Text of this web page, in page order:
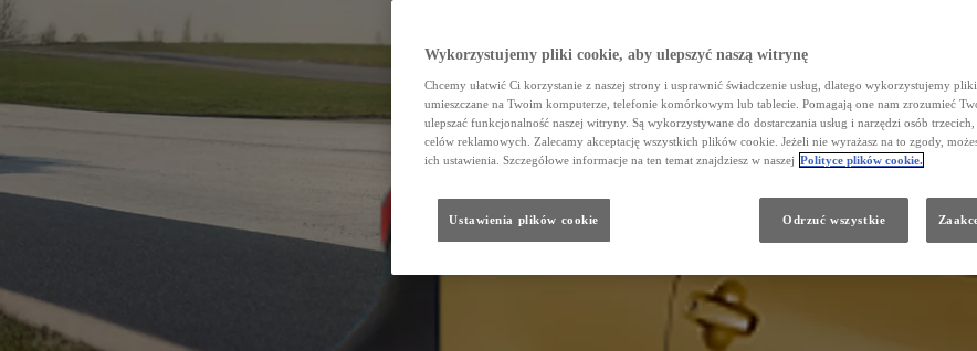
Wykorzystujemy pliki cookie, aby ulepszyć naszą witrynę
Chcemy ułatwić Ci korzystanie z naszej strony i usprawnić świadczenie usług, dlatego wykorzystujemy
umieszczane na Twoim komputerze, telefonie komórkowym lub tablecie. Pomagają one nam zrozumieć
ulepszać funkcjonalność naszej witryny. Są wykorzystywane do dostarczania usług i narzędzi osób trzecich,
celów reklamowych. Zalecamy akceptację wszystkich plików cookie. Jeżeli nie wyrażasz na to zgody,
ich ustawienia. Szczegółowe informacje na ten temat znajdziesz w naszej Polityce plików cookie.
Ustawienia plików cookie Odrzuć wszystkie